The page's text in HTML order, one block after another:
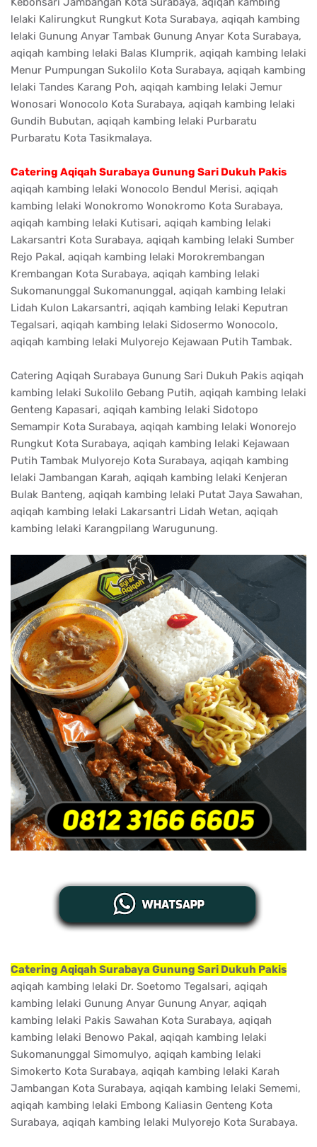
lelaki Kalirungkut Rungkut Kota Surabaya, aqiqah kambing
lelaki Gunung Anyar Tambak Gunung Anyar Kota Surabaya,
aqiqah kambing lelaki Balas Klumprik, aqiqah kambing lelaki
Menur Pumpungan Sukolilo Kota Surabaya, aqiqah kambing
lelaki Tandes Karang Poh, aqiqah kambing lelaki Jemur
Wonosari Wonocolo Kota Surabaya, aqiqah kambing lelaki
Gundih Bubutan, aqiqah kambing lelaki Purbaratu
Purbaratu Kota Tasikmalaya.
Catering Aqiqah Surabaya Gunung Sari Dukuh Pakis
aqiqah kambing lelaki Wonocolo Bendul Merisi, aqiqah
kambing lelaki Wonokromo Wonokromo Kota Surabaya,
aqiqah kambing lelaki Kutisari, aqiqah kambing lelaki
Lakarsantri Kota Surabaya, aqiqah kambing lelaki Sumber
Rejo Pakal, aqiqah kambing lelaki Morokrembangan
Krembangan Kota Surabaya, aqiqah kambing lelaki
Sukomanunggal Sukomanunggal, aqiqah kambing lelaki
Lidah Kulon Lakarsantri, aqiqah kambing lelaki Keputran
Tegalsari, aqiqah kambing lelaki Sidosermo Wonocolo,
aqiqah kambing lelaki Mulyorejo Kejawaan Putih Tambak.
Catering Aqiqah Surabaya Gunung Sari Dukuh Pakis aqiqah
kambing lelaki Sukolilo Gebang Putih, aqiqah kambing lelaki
Genteng Kapasari, aqiqah kambing lelaki Sidotopo
Semampir Kota Surabaya, aqiqah kambing lelaki Wonorejo
Rungkut Kota Surabaya, aqiqah kambing lelaki Kejawaan
Putih Tambak Mulyorejo Kota Surabaya, aqiqah kambing
lelaki Jambangan Karah, aqiqah kambing lelaki Kenjeran
Bulak Banteng, aqiqah kambing lelaki Putat Jaya Sawahan,
aqiqah kambing lelaki Lakarsantri Lidah Wetan, aqiqah
kambing lelaki Karangpilang Warugunung.
Catering Aqiqah Surabaya Gunung Sari Dukuh Pakis
aqiqah kambing lelaki Dr. Soetomo Tegalsari, aqiqah
kambing lelaki Gunung Anyar Gunung Anyar, aqiqah
kambing lelaki Pakis Sawahan Kota Surabaya, aqiqah
kambing lelaki Benowo Pakal, aqiqah kambing lelaki
Sukomanunggal Simomulyo, aqiqah kambing lelaki
Simokerto Kota Surabaya, aqiqah kambing lelaki Karah
Jambangan Kota Surabaya, aqiqah kambing lelaki Sememi,
aqiqah kambing lelaki Embong Kaliasin Genteng Kota
Surabaya, aqiqah kambing lelaki Mulyorejo Kota Surabaya.